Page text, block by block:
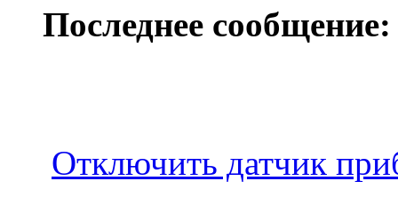
Последнее сообщение:
Отключить датчик